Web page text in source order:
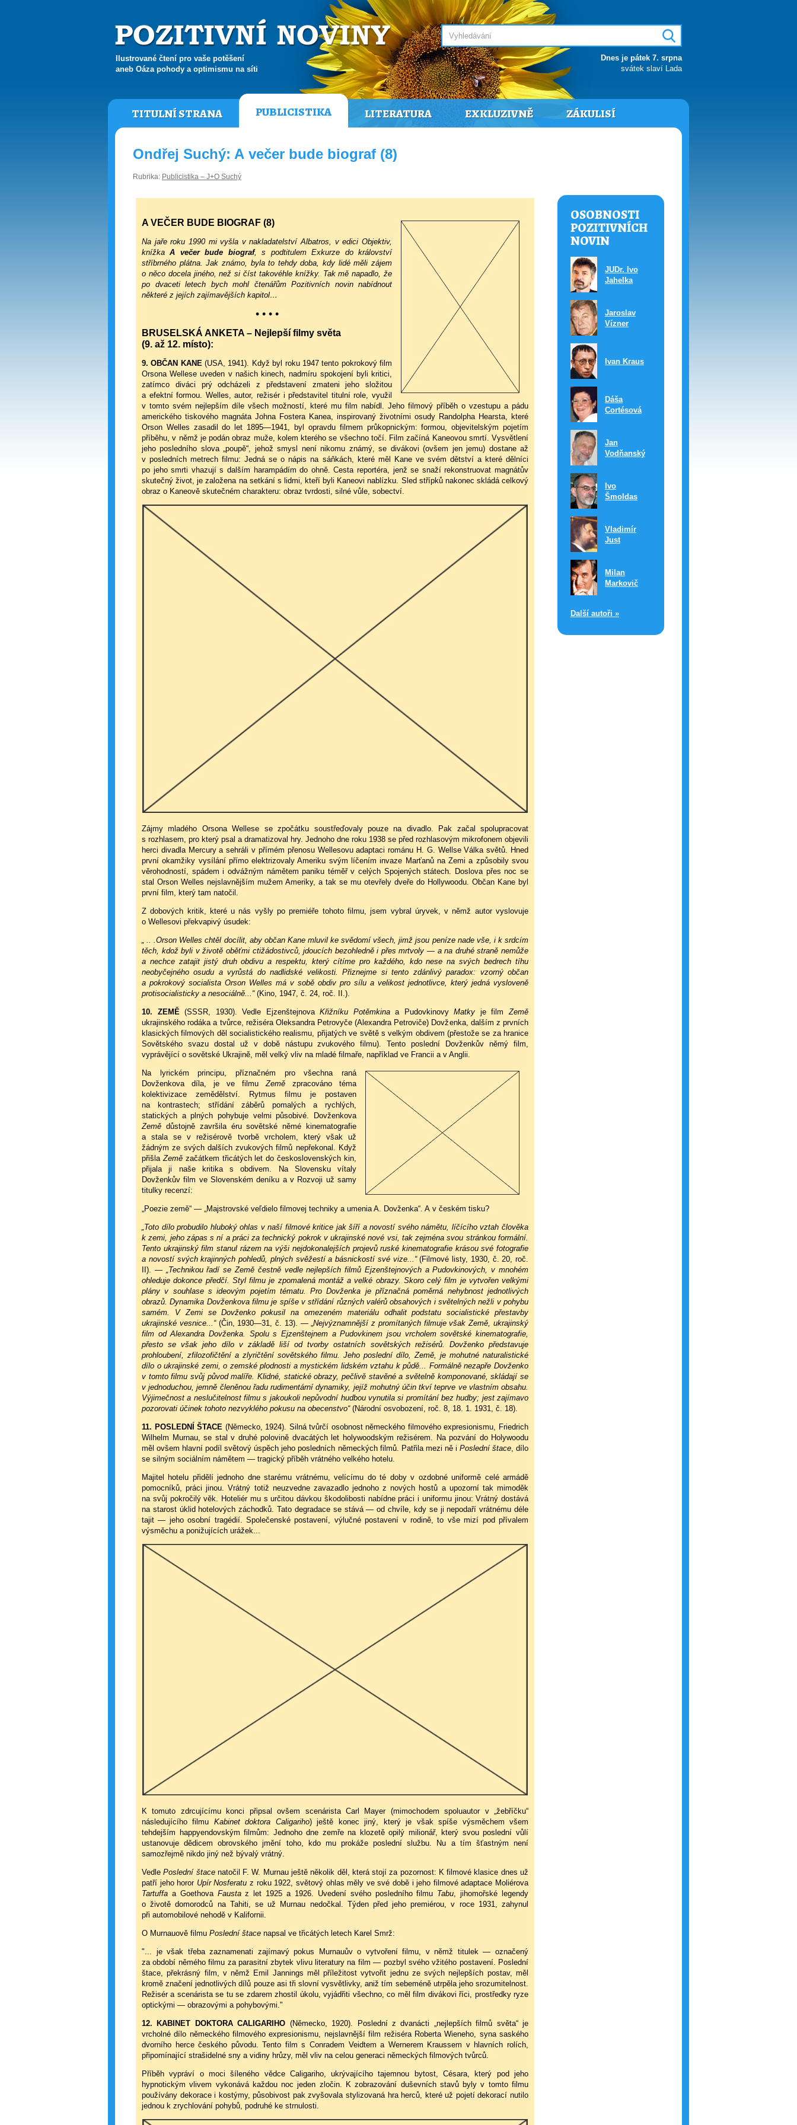
Ilustrované čtení pro vaše potěšení
aneb Oáza pohody a optimismu na síti
Dnes je pátek 7. srpna
svátek slaví Lada
TITULNÍ STRANA PUBLICISTIKA LITERATURA EXKLUZIVNĚ ZÁKULISÍ
Ondřej Suchý: A večer bude biograf (8)
Rubrika: Publicistika – J+O Suchý
A VEČER BUDE BIOGRAF (8)
Na jaře roku 1990 mi vyšla v nakladatelství Albatros, v edici Objektiv,
knížkaA večer bude biograf, s podtitulem Exkurze do království
stříbrného plátna. Jak známo, byla to tehdy doba, kdy lidé měli zájem
o něco docela jiného, než si číst takovéhle knížky. Tak mě napadlo, že
po dvaceti letech bych mohl čtenářům Pozitivních novin nabídnout
některé z jejích zajímavějších kapitol…
• • • •
BRUSELSKÁ ANKETA – Nejlepší filmy světa
(9. až 12. místo):
9. OBČAN KANE(USA, 1941). Když byl roku 1947 tento pokrokový film
Orsona Wellese uveden v našich kinech, nadmíru spokojení byli kritici,
zatímco diváci prý odcházeli z představení zmateni jeho složitou
a efektní formou. Welles, autor, režisér i představitel titulní role, využil
v tomto svém nejlepším díle všech možností, které mu film nabídl. Jeho filmový příběh o vzestupu a pádu
amerického tiskového magnáta Johna Fostera Kanea, inspirovaný životními osudy Randolpha Hearsta, které
Orson Welles zasadil do let 1895—1941, byl opravdu filmem průkopnickým: formou, objevitelským pojetím
příběhu, v němž je podán obraz muže, kolem kterého se všechno točí. Film začíná Kaneovou smrtí. Vysvětlení
jeho posledního slova „poupě“, jehož smysl není nikomu známý, se divákovi (ovšem jen jemu) dostane až
v posledních metrech filmu: Jedná se o nápis na sáňkách, které měl Kane ve svém dětství a které dělníci
po jeho smrti vhazují s dalším harampádím do ohně. Cesta reportéra, jenž se snaží rekonstruovat magnátův
skutečný život, je založena na setkání s lidmi, kteří byli Kaneovi nablízku. Sled střípků nakonec skládá celkový
obraz o Kaneově skutečném charakteru: obraz tvrdosti, silné vůle, sobectví.
Zájmy mladého Orsona Wellese se zpočátku soustřeďovaly pouze na divadlo. Pak začal spolupracovat
s rozhlasem, pro který psal a dramatizoval hry. Jednoho dne roku 1938 se před rozhlasovým mikrofonem objevili
herci divadla Mercury a sehráli v přímém přenosu Wellesovu adaptaci románu H. G. Wellse Válka světů. Hned
první okamžiky vysílání přímo elektrizovaly Ameriku svým líčením invaze Marťanů na Zemi a způsobily svou
věrohodností, spádem i odvážným námětem paniku téměř v celých Spojených státech. Doslova přes noc se
stal Orson Welles nejslavnějším mužem Ameriky, a tak se mu otevřely dveře do Hollywoodu. Občan Kane byl
první film, který tam natočil.
Z dobových kritik, které u nás vyšly po premiéře tohoto filmu, jsem vybral úryvek, v němž autor vyslovuje
o Wellesovi překvapivý úsudek:
„ .. .Orson Welles chtěl docílit, aby občan Kane mluvil ke svědomí všech, jimž jsou peníze nade vše, i k srdcím
těch, kdož byli v životě oběťmi ctižádostivců, jdoucích bezohledně i přes mrtvoly — a na druhé straně nemůže
a nechce zatajit jistý druh obdivu a respektu, který cítíme pro každého, kdo nese na svých bedrech tíhu
neobyčejného osudu a vyrůstá do nadlidské velikosti. Přiznejme si tento zdánlivý paradox: vzorný občan
a pokrokový socialista Orson Welles má v sobě obdiv pro sílu a velikost jednotlivce, který jedná vysloveně
protisocialisticky a nesociálně...“(Kino, 1947, č. 24, roč. II.).
10. ZEMĚ(SSSR, 1930). Vedle EjzenštejnovaKřižníku Potěmkinaa PudovkinovyMatky je filmZemě
ukrajinského rodáka a tvůrce, režiséra Oleksandra Petrovyče (Alexandra Petroviče) Dovženka, dalším z prvních
klasických filmových děl socialistického realismu, přijatých ve světě s velkým obdivem (přestože se za hranice
Sovětského svazu dostal už v době nástupu zvukového filmu). Tento poslední Dovženkův němý film,
vyprávějící o sovětské Ukrajině, měl velký vliv na mladé filmaře, například ve Francii a v Anglii.
Na lyrickém principu, příznačném pro všechna raná
Dovženkova díla, je ve filmuZemě zpracováno téma
kolektivizace zemědělství. Rytmus filmu je postaven
na kontrastech; střídání záběrů pomalých a rychlých,
statických a plných pohybuje velmi působivé. Dovženkova
Země důstojně završila éru sovětské němé kinematografie
a stala se v režisérově tvorbě vrcholem, který však už
žádným ze svých dalších zvukových filmů nepřekonal. Když
přišlaZemězačátkem třicátých let do československých kin,
přijala ji naše kritika s obdivem. Na Slovensku vítaly
Dovženkův film ve Slovenském deníku a v Rozvoji už samy
titulky recenzí:
„Poezie země“ — „Majstrovské veľdielo filmovej techniky a umenia A. Dovženka“. A v českém tisku?
„Toto dílo probudilo hluboký ohlas v naší filmové kritice jak šíří a novostí svého námětu, líčícího vztah člověka
k zemi, jeho zápas s ní a práci za technický pokrok v ukrajinské nové vsi, tak zejména svou stránkou formální.
Tento ukrajinský film stanul rázem na výši nejdokonalejších projevů ruské kinematografie krásou své fotografie
a novostí svých krajinných pohledů, plných svěžestí a básnickostí své vize...“(Filmové listy, 1930, č. 20, roč.
II). — „Technikou řadí se Země čestně vedle nejlepších filmů Ejzenštejnových a Pudovkinových, v mnohém
ohleduje dokonce předčí. Styl filmu je zpomalená montáž a velké obrazy. Skoro celý film je vytvořen velkými
plány v souhlase s ideovým pojetím tématu. Pro Dovženka je příznačná poměrná nehybnost jednotlivých
obrazů. Dynamika Dovženkova filmu je spíše v střídání různých valérů obsahových i světelných nežli v pohybu
samém. V Zemi se Dovženko pokusil na omezeném materiálu odhalit podstatu socialistické přestavby
ukrajinské vesnice...“ (Čin, 1930—31, č. 13). — „Nejvýznamnější z promítaných filmuje však Země, ukrajinský
film od Alexandra Dovženka. Spolu s Ejzenštejnem a Pudovkinem jsou vrcholem sovětské kinematografie,
přesto se však jeho dílo v základě liší od tvorby ostatních sovětských režisérů. Dovženko představuje
prohloubení, zfilozofičtění a zlyričtění sovětského filmu. Jeho poslední dílo, Země, je mohutné naturalistické
dílo o ukrajinské zemi, o zemské plodnosti a mystickém lidském vztahu k půdě... Formálně nezapře Dovženko
v tomto filmu svůj původ malíře. Klidné, statické obrazy, pečlivě stavěné a světelně komponované, skládají se
v jednoduchou, jemně členěnou řadu rudimentární dynamiky, jejíž mohutný účin tkví teprve ve vlastním obsahu.
Výjimečnost a neslučitelnost filmu s jakoukoli nepůvodní hudbou vynutila si promítání bez hudby; jest zajímavo
pozorovati účinek tohoto nezvyklého pokusu na obecenstvo“(Národní osvobození, roč. 8, 18. 1. 1931, č. 18).
11. POSLEDNÍ ŠTACE (Německo, 1924). Silná tvůrčí osobnost německého filmového expresionismu, Friedrich
Wilhelm Murnau, se stal v druhé polovině dvacátých let holywoodským režisérem. Na pozvání do Holywoodu
měl ovšem hlavní podíl světový úspěch jeho posledních německých filmů. Patřila mezi ně i Poslední štace, dílo
se silným sociálním námětem — tragický příběh vrátného velkého hotelu.
Majitel hotelu přidělí jednoho dne starému vrátnému, velícímu do té doby v ozdobné uniformě celé armádě
pomocníků, práci jinou. Vrátný totiž neuzvedne zavazadlo jednoho z nových hostů a upozorní tak mimoděk
na svůj pokročilý věk. Hoteliér mu s určitou dávkou škodolibosti nabídne práci i uniformu jinou: Vrátný dostává
na starost úklid hotelových záchodků. Tato degradace se stává — od chvíle, kdy se ji nepodaří vrátnému déle
tajit — jeho osobní tragédií. Společenské postavení, výlučné postavení v rodině, to vše mizí pod přívalem
výsměchu a ponižujících urážek...
K tomuto zdrcujícímu konci připsal ovšem scenárista Carl Mayer (mimochodem spoluautor v „žebříčku“
následujícího filmu Kabinet doktora Caligariho) ještě konec jiný, který je však spíše výsměchem všem
tehdejším happyendovským filmům: Jednoho dne zemře na klozetě opilý milionář, který svou poslední vůlí
ustanovuje dědicem obrovského jmění toho, kdo mu prokáže poslední službu. Nu a tím šťastným není
samozřejmě nikdo jiný než bývalý vrátný.
VedlePoslední štacenatočil F. W. Murnau ještě několik děl, která stojí za pozornost: K filmové klasice dnes už
patří jeho horor Upír Nosferatu z roku 1922, světový ohlas měly ve své době i jeho filmové adaptace Moliérova
Tartuffa a Goethova Faustaz let 1925 a 1926. Uvedení svého posledního filmu Tabu, jihomořské legendy
o životě domorodců na Tahiti, se už Murnau nedočkal. Týden před jeho premiérou, v roce 1931, zahynul
při automobilové nehodě v Kalifornii.
O Murnauově filmu Poslední štace napsal ve třicátých letech Karel Smrž:
"... je však třeba zaznamenati zajímavý pokus Murnauův o vytvoření filmu, v němž titulek — označený
za období němého filmu za parasitní zbytek vlivu literatury na film — pozbyl svého vžitého postavení. Poslední
štace, překrásný film, v němž Emil Jannings měl příležitost vytvořit jednu ze svých nejlepších postav, měl
kromě značení jednotlivých dílů pouze asi tři slovní vysvětlivky, aniž tím sebeméně utrpěla jeho srozumitelnost.
Režisér a scenárista se tu se zdarem zhostil úkolu, vyjádřiti všechno, co měl film divákovi říci, prostředky ryze
optickými — obrazovými a pohybovými."
12. KABINET DOKTORA CALIGARIHO (Německo, 1920). Poslední z dvanácti „nejlepších filmů světa“ je
vrcholné dílo německého filmového expresionismu, nejslavnější film režiséra Roberta Wieneho, syna saského
dvorního herce českého původu. Tento film s Conradem Veidtem a Wernerem Kraussem v hlavních rolích,
připomínající strašidelné sny a vidiny hrůzy, měl vliv na celou generaci německých filmových tvůrců.
Příběh vypráví o moci šíleného vědce Caligariho, ukrývajícího tajemnou bytost, Césara, který pod jeho
hypnotickým vlivem vykonává každou noc jeden zločin. K zobrazování duševních stavů byly v tomto filmu
používány dekorace i kostýmy, působivost pak zvyšovala stylizovaná hra herců, které už pojetí dekorací nutilo
jednou k zrychlování pohybů, podruhé ke strnulosti.
OSOBNOSTI
POZITIVNÍCH
NOVIN
JUDr. Ivo
Jahelka
Jaroslav
Vízner
Ivan Kraus
Dáša
Cortésová
Jan
Vodňanský
Ivo
Šmoldas
Vladimír
Just
Milan
Markovič
Další autoři »